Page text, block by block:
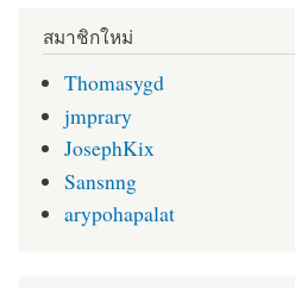
สมาชิกใหม่
Thomasygd
jmprary
JosephKix
Sansnng
arypohapalat